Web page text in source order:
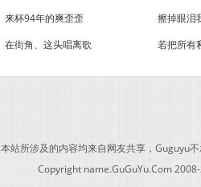
来杯94年的爽歪歪
擦掉眼泪
在街角、这头唱离歌 若把所有
本站所涉及的内容均来自网友共享，Guguyu
Copyright name.GuGuYu.Com